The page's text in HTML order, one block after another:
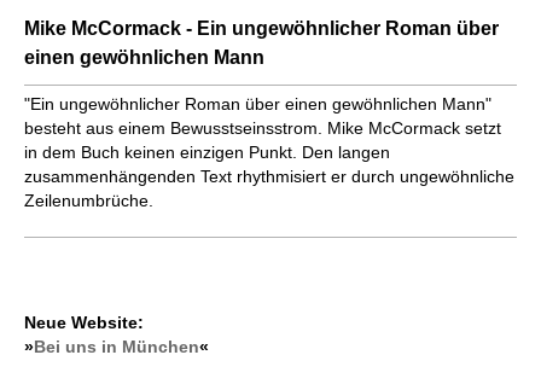
Mike McCormack - Ein ungewöhnlicher Roman über
einen gewöhnlichen Mann
"Ein ungewöhnlicher Roman über einen gewöhnlichen Mann"
besteht aus einem Bewusstseinsstrom. Mike McCormack setzt
in dem Buch keinen einzigen Punkt. Den langen
zusammenhängenden Text rhythmisiert er durch ungewöhnliche
Zeilenumbrüche.
Neue Website:
»Bei uns in München«